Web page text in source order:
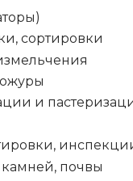
сортировки
и
почвы